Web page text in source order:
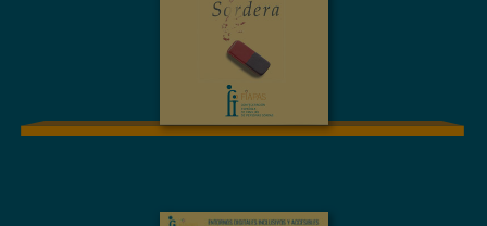
MATERIAL GRÁFICO